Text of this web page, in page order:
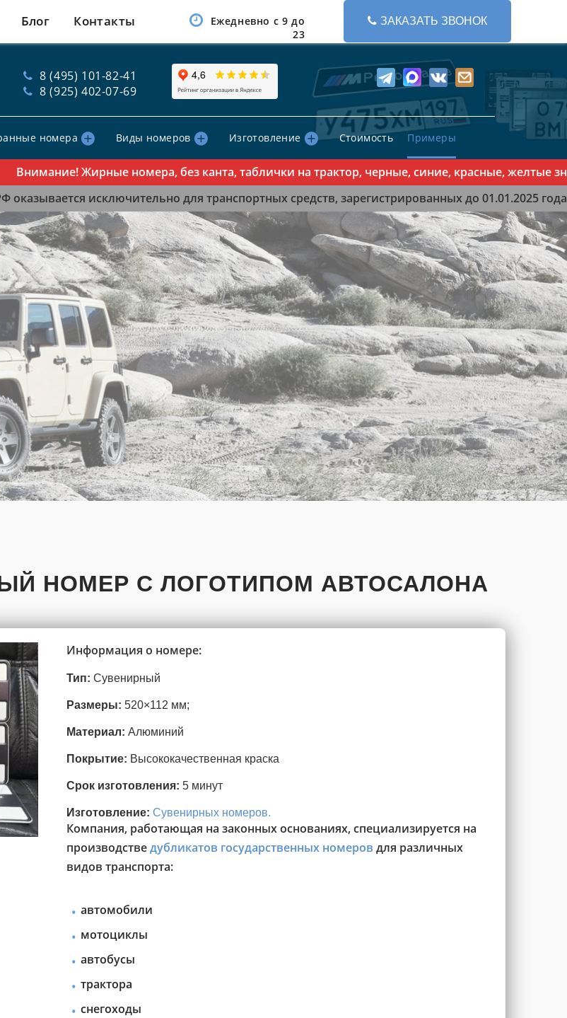
Блог Контакты
Ежедневно с 9 до
23
ЗАКАЗАТЬ ЗВОНОК
8 (495) 101-82-41
8 (925) 402-07-69
номера Виды номеров Изготовление Стоимость Примеры
Внимание! Жирные номера, без канта, таблички на трактор, черные, синие, красные, желтые
исключительно для транспортных средств, зарегистрированных до 01.01.2025 года
НОМЕР С ЛОГОТИПОМ АВТОСАЛОНА
Информация о номере:
Тип: Сувенирный
Размеры: 520×112 мм;
Материал: Алюминий
Покрытие: Высококачественная краска
Срок изготовления: 5 минут
Изготовление: Сувенирных номеров.
Компания, работающая на законных основаниях, специализируется на
производстведубликатов государственных номеров для различных
видов транспорта:
автомобили
мотоциклы
автобусы
трактора
снегоходы